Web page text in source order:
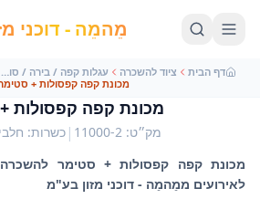
מֵהמֵה - דוכני
דף הבית ציוד להשכרה עגלות קפה / בירה / סודה
מכונת קפה קפסולות +
מכונת קפה קפסולות
מק״ט:
11000-2
| כשרות: חלבי
מכונת קפה קפסולות + סטימר
לאירועים ממֵהמֵה - דוכני מזון בע"מ